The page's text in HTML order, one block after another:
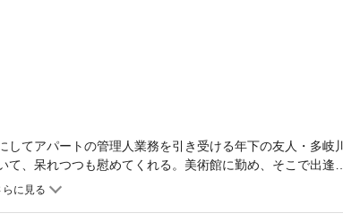
てアパートの管理人業務を引き受ける年下の友人・多岐川
、呆れつつも慰めてくれる。美術館に勤め、そこで出逢っ
に、子供だと思っていた博武の視線や指先に動揺してしま